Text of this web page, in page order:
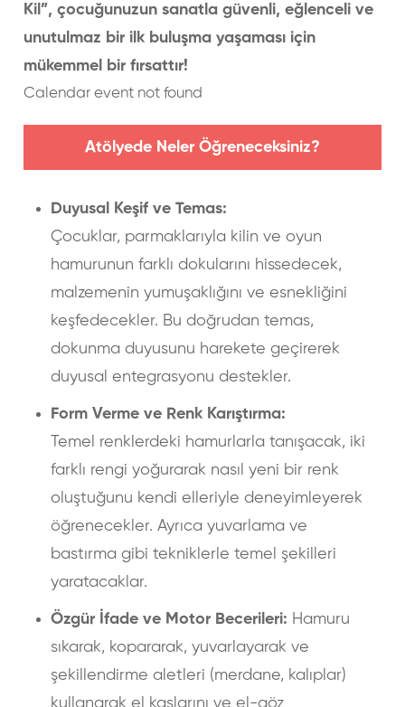
Kil”, çocuğunuzun sanatla güvenli, eğlenceli ve
unutulmaz bir ilk buluşma yaşaması için
mükemmel bir fırsattır!
Calendar event not found
Atölyede Neler Öğreneceksiniz?
Duyusal Keşif ve Temas:
Çocuklar, parmaklarıyla kilin ve oyun
hamurunun farklı dokularını hissedecek,
malzemenin yumuşaklığını ve esnekliğini
keşfedecekler. Bu doğrudan temas,
dokunma duyusunu harekete geçirerek
duyusal entegrasyonu destekler.
Form Verme ve Renk Karıştırma:
Temel renklerdeki hamurlarla tanışacak, iki
farklı rengi yoğurarak nasıl yeni bir renk
oluştuğunu kendi elleriyle deneyimleyerek
öğrenecekler. Ayrıca yuvarlama ve
bastırma gibi tekniklerle temel şekilleri
yaratacaklar.
Özgür İfade ve Motor Becerileri: Hamuru
sıkarak, kopararak, yuvarlayarak ve
şekillendirme aletleri (merdane, kalıplar)
kullanarak el kaslarını ve el-göz